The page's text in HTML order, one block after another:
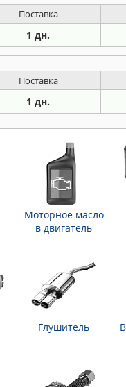
Поставка
1 дн.
Поставка
1 дн.
Моторное масло
в двигатель
Глушитель